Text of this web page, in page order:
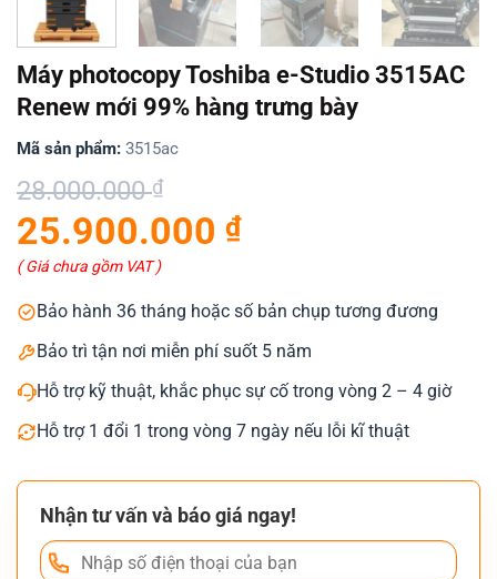
Máy photocopy Toshiba e-Studio 3515AC
Renew mới 99% hàng trưng bày
Mã sản phẩm: 3515ac
28.000.000₫
Giá
gốc
là:
28.000.000 ₫.
25.900.000 ₫
Giá
hiện
tại
là:
25.900.000 ₫.
( Giá chưa gồm VAT )
Bảo hành 36 tháng hoặc số bản chụp tương đương
Bảo trì tận nơi miễn phí suốt 5 năm
Hỗ trợ kỹ thuật, khắc phục sự cố trong vòng 2 – 4 giờ
Hỗ trợ 1 đổi 1 trong vòng 7 ngày nếu lỗi kĩ thuật
Nhận tư vấn và báo giá ngay!